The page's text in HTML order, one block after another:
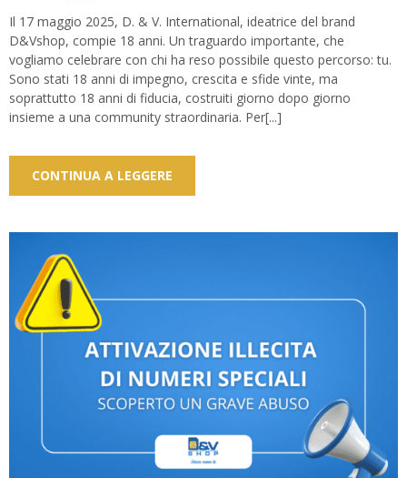
Il 17 maggio 2025, D. & V. International, ideatrice del brand
D&Vshop, compie 18 anni. Un traguardo importante, che
vogliamo celebrare con chi ha reso possibile questo percorso: tu.
Sono stati 18 anni di impegno, crescita e sfide vinte, ma
soprattutto 18 anni di fiducia, costruiti giorno dopo giorno
insieme a una community straordinaria. Per[...]
CONTINUA A LEGGERE